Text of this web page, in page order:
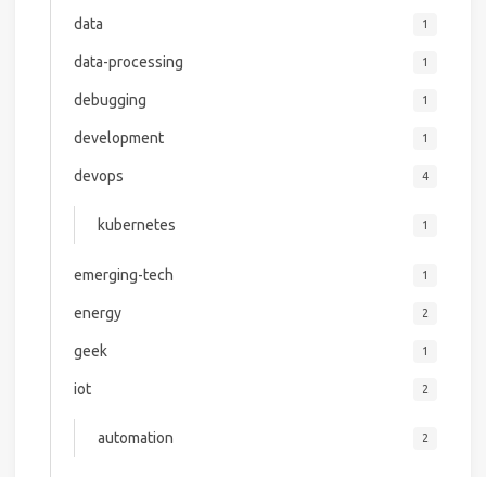
data 1
data-processing 1
debugging 1
development 1
devops 4
kubernetes 1
emerging-tech 1
energy 2
geek 1
iot 2
automation 2